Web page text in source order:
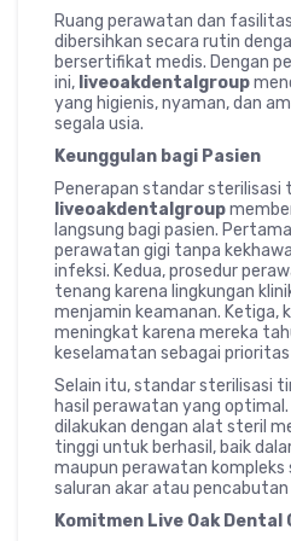
Ruang perawatan dan
dibersihkan secara rutin
bersertifikat medis. Dengan
ini, liveoakdentalgroup
yang higienis, nyaman, dan
segala usia.
Keunggulan bagi Pasien
Penerapan standar sterilisasi
liveoakdentalgroup
langsung bagi pasien.
perawatan gigi tanpa
infeksi. Kedua, prosedur
tenang karena lingkungan
menjamin keamanan. Ketiga,
meningkat karena mereka
keselamatan sebagai
Selain itu, standar sterilisasi
hasil perawatan yang
dilakukan dengan alat steril
tinggi untuk berhasil, baik
maupun perawatan
saluran akar atau pencabutan
Komitmen Live Oak Dental